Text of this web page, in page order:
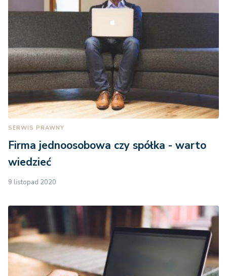
SERWIS PRAWNY
Firma jednoosobowa czy spółka - warto
wiedzieć
9 listopad 2020